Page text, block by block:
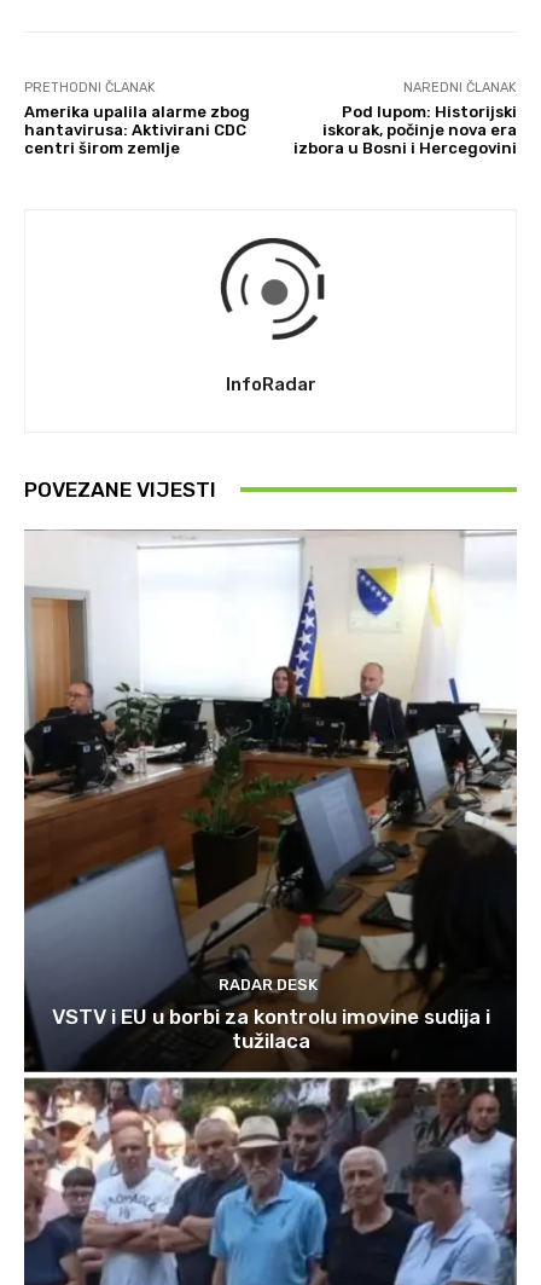
PRETHODNI ČLANAK
Amerika upalila alarme zbog
hantavirusa: Aktivirani CDC
centri širom zemlje
NAREDNI ČLANAK
Pod lupom: Historijski
iskorak, počinje nova era
izbora u Bosni i Hercegovini
InfoRadar
POVEZANE VIJESTI
RADAR DESK
VSTV i EU u borbi za kontrolu imovine sudija i
tužilaca